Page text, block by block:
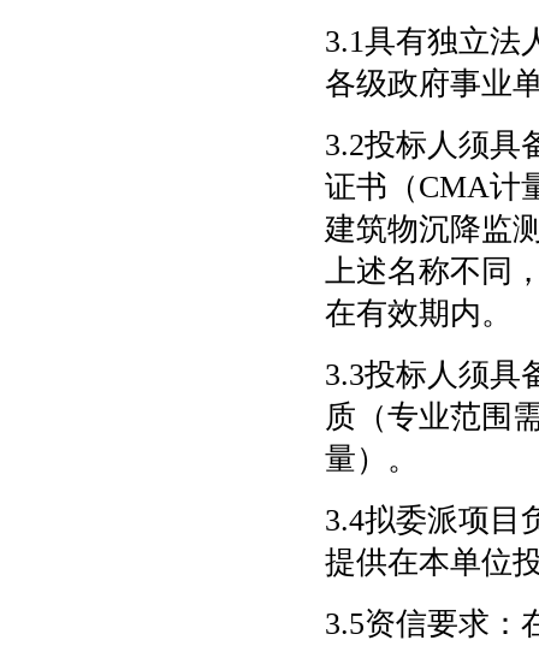
3.1具有独立法
各级政府事业
3.2投标人须具
证书（CMA计
建筑物沉降监
上述名称不同
在有效期内。
3.3投标人须具
质（专业范围
量）。
3.4拟委派项目
提供在本单位
3.5资信要求：